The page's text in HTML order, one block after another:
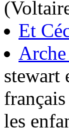
Et
stewart
les